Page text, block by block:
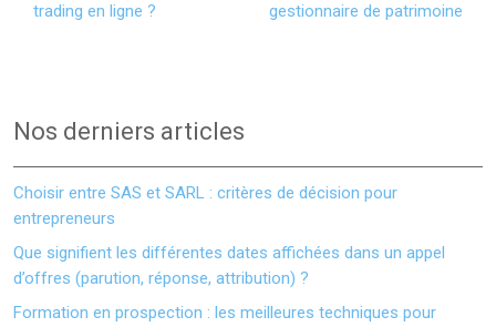
trading en ligne ?
gestionnaire de patrimoine
Nos derniers articles
Choisir entre SAS et SARL : critères de décision pour
entrepreneurs
Que signifient les différentes dates affichées dans un appel
d’offres (parution, réponse, attribution) ?
Formation en prospection : les meilleures techniques pour